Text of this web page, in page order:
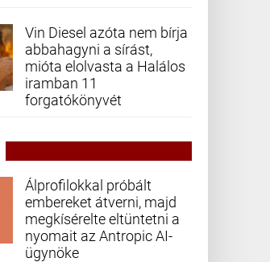
Vin Diesel azóta nem bírja
abbahagyni a sírást,
mióta elolvasta a Halálos
iramban 11
forgatókönyvét
Álprofilokkal próbált
embereket átverni, majd
megkísérelte eltüntetni a
nyomait az Antropic AI-
ügynöke